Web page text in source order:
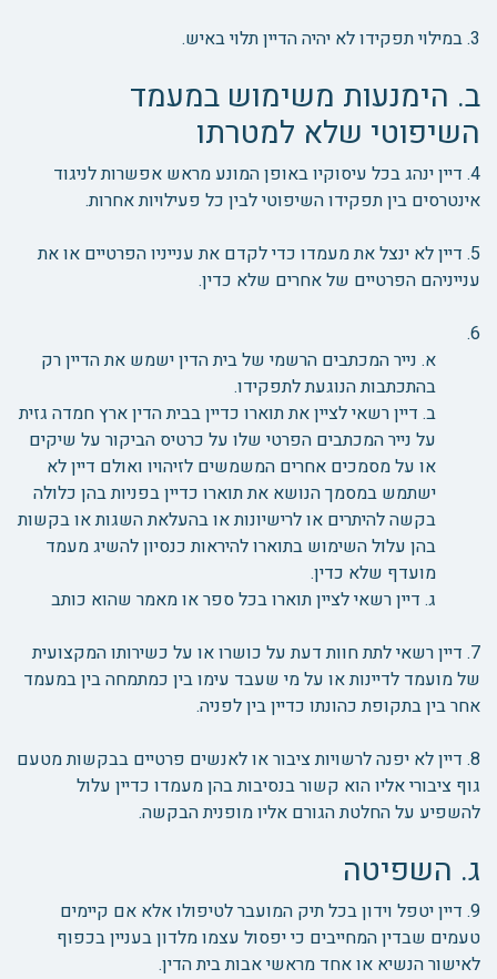
3. במילוי תפקידו לא יהיה הדיין תלוי באיש.
ב. הימנעות משימוש במעמד
השיפוטי שלא למטרתו
4. דיין ינהג בכל עיסוקיו באופן המונע מראש אפשרות לניגוד
אינטרסים בין תפקידו השיפוטי לבין כל פעילויות אחרות.
5. דיין לא ינצל את מעמדו כדי לקדם את ענייניו הפרטיים או את
ענייניהם הפרטיים של אחרים שלא כדין.
6.
א. נייר המכתבים הרשמי של בית הדין ישמש את הדיין רק
בהתכתבות הנוגעת לתפקידו.
ב. דיין רשאי לציין את תוארו כדיין בבית הדין ארץ חמדה גזית
על נייר המכתבים הפרטי שלו על כרטיס הביקור על שיקים
או על מסמכים אחרים המשמשים לזיהויו ואולם דיין לא
ישתמש במסמך הנושא את תוארו כדיין בפניות בהן כלולה
בקשה להיתרים או לרישיונות או בהעלאת השגות או בקשות
בהן עלול השימוש בתוארו להיראות כנסיון להשיג מעמד
מועדף שלא כדין.
ג. דיין רשאי לציין תוארו בכל ספר או מאמר שהוא כותב
7. דיין רשאי לתת חוות דעת על כושרו או על כשירותו המקצועית
של מועמד לדיינות או על מי שעבד עימו בין כמתמחה בין במעמד
אחר בין בתקופת כהונתו כדיין בין לפניה.
8. דיין לא יפנה לרשויות ציבור או לאנשים פרטיים בבקשות מטעם
גוף ציבורי אליו הוא קשור בנסיבות בהן מעמדו כדיין עלול
להשפיע על החלטת הגורם אליו מופנית הבקשה.
ג. השפיטה
9. דיין יטפל וידון בכל תיק המועבר לטיפולו אלא אם קיימים
טעמים שבדין המחייבים כי יפסול עצמו מלדון בעניין בכפוף
לאישור הנשיא או אחד מראשי אבות בית הדין.